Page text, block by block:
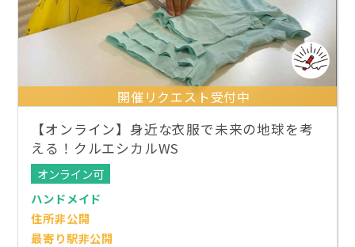
開催リクエスト受付中
【オンライン】身近な衣服で未来の地球を考
える！クルエシカルWS
オンライン可
ハンドメイド
住所非公開
最寄り駅非公開